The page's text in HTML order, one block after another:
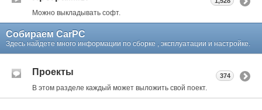
Можно выкладывать софт.
Собираем CarPC
Здесь найдете много информации по сборке , эксплуатации и настройке.
Проекты
В этом разделе каждый может выложить свой поект.
374